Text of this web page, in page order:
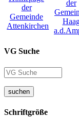
VG Suche
suchen
Schriftgröße